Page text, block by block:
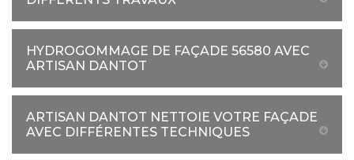
HYDROGOMMAGE DE FAÇADE 56580 AVEC
ARTISAN DANTOT
ARTISAN DANTOT NETTOIE VOTRE FAÇADE
AVEC DIFFÉRENTES TECHNIQUES